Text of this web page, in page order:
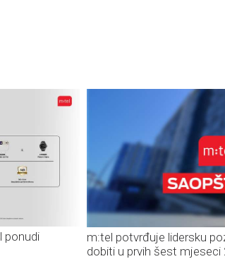
ponudi
m:tel potvrđuje lidersku
dobiti u prvih šest mjeseci